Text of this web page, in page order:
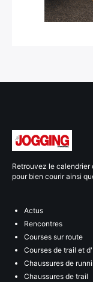
Retrouvez le calendrier
pour bien courir ainsi
Actus
Rencontres
Courses sur route
Courses de trail et
Chaussures de
Chaussures de trail